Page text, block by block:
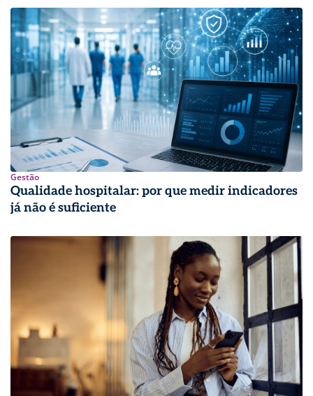
Gestão
Qualidade hospitalar: por que medir indicadores
já não é suficiente